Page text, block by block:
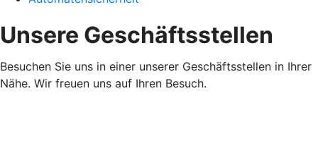
Unsere Geschäftsstellen
Besuchen Sie uns in einer unserer Geschäftsstellen in Ihrer
Nähe. Wir freuen uns auf Ihren Besuch.